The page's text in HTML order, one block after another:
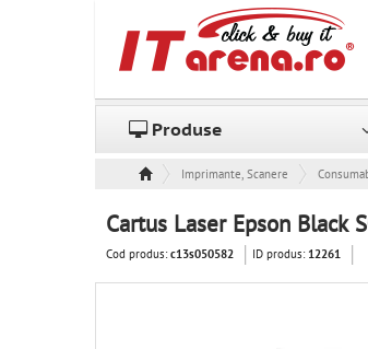
Produse
Imprimante, Scanere &
Cartus Laser Epson Black
Cod produs:c13s050582 ID produs: 12261